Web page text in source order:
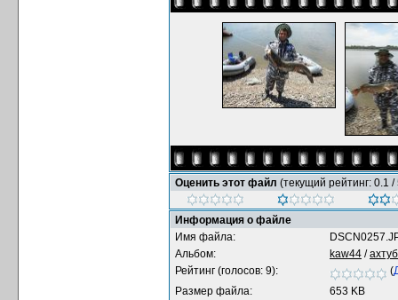
Оценить этот файл (текущий рейтинг: 0.1 /
Информация о файле
Имя файла:
Альбом:
kaw44 /
Рейтинг (голосов: 9):
(
Размер файла:
653 KB